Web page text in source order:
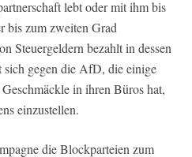
lebt oder mit ihm bis
bis zum zweiten Grad
Steuergeldern bezahlt in dessen
gegen die AfD, die einige
in ihren Büros hat,
einzustellen.
die Blockparteien zum